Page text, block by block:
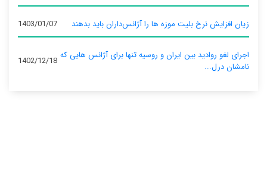
زیان افزایش نرخ بلیت موزه ها را آژانس‌داران باید بدهند 1403/01/07
اجرای لغو روادید بین ایران و روسیه تنها برای آژانس‌ هایی که
نامشان درل...
1402/12/18